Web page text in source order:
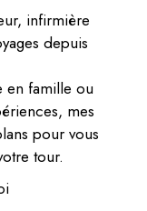
infirmière
depuis
en famille ou
mes
pour vous
tour.